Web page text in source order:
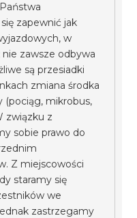
zapewnić jak
w
zawsze odbywa
są przesiadki
zmiana środka
(pociąg, mikrobus,
związku z
sobie prawo do
Z miejscowości
staramy się
we
zastrzegamy